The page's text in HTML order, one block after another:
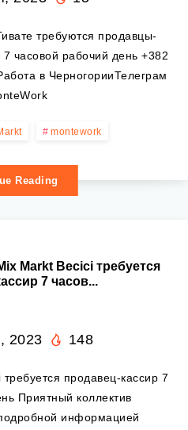
требуются продавцы-
7 часовой рабочий день +382
в ЧерногорииТелеграм
montework
Reading
Markt Becici требуется
7 часов...
2023 148
продавец-кассир 7
Приятный коллектив
информацией